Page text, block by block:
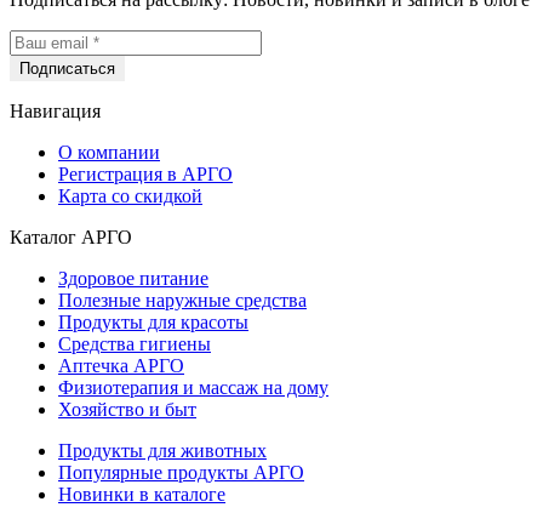
Навигация
О компании
Регистрация в АРГО
Карта со скидкой
Каталог АРГО
Здоровое питание
Полезные наружные средства
Продукты для красоты
Средства гигиены
Аптечка АРГО
Физиотерапия и массаж на дому
Хозяйство и быт
Продукты для животных
Популярные продукты АРГО
Новинки в каталоге